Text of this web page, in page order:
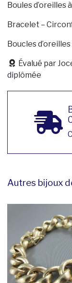
Boules d’oreilles
Bracelet –
Boucles d’oreilles
Évalué par
diplômée
Autres bijoux